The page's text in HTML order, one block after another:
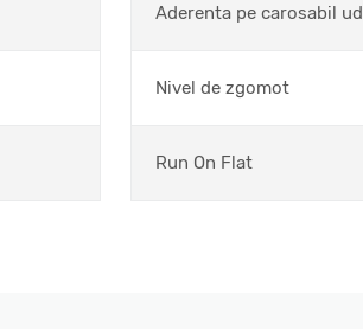
Aderenta pe carosabil ud
Nivel de zgomot
Run On Flat